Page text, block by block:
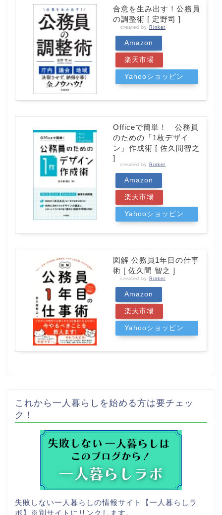
合意を生み出す！公務員
の調整術 [ 定野司 ]
created by Rinker
Amazon
楽天市場
Yahooショッピン
Officeで簡単！ 公務員
のための「1枚デザイ
ン」作成術 [ 佐久間智之
]
created by Rinker
Amazon
楽天市場
Yahooショッピン
図解 公務員1年目の仕事
術 [ 佐久間 智之 ]
created by Rinker
Amazon
楽天市場
Yahooショッピン
これから一人暮らしを始める方は要チェッ
ク！
失敗しない一人暮らしの情報サイト【一人暮らしラ
ボ】
※別サイトにリンクします。